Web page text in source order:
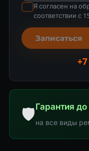
Я согласен на
соответствии с
Записаться
🛡Гарантия до
на все виды